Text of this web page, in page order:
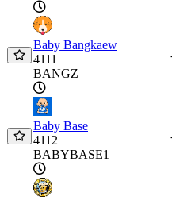
Baby Bangkaew
4111
BANGZ
Baby Base
4112
BABYBASE1